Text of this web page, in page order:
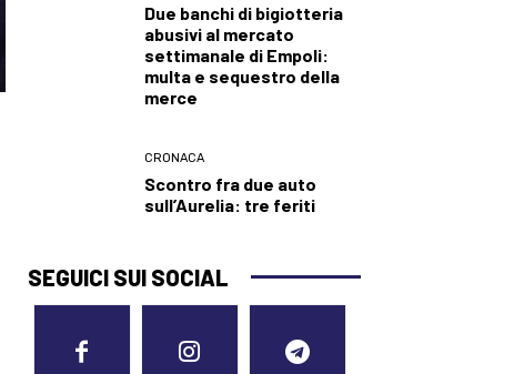
Due banchi di bigiotteria
abusivi al mercato
settimanale di Empoli:
multa e sequestro della
merce
CRONACA
Scontro fra due auto
sull’Aurelia: tre feriti
SEGUICI SUI SOCIAL